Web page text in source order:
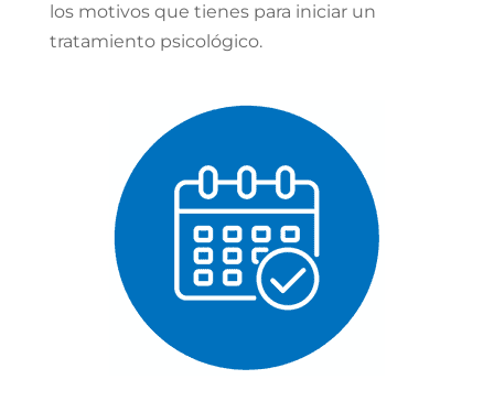
los motivos que tienes para iniciar un
tratamiento psicológico.